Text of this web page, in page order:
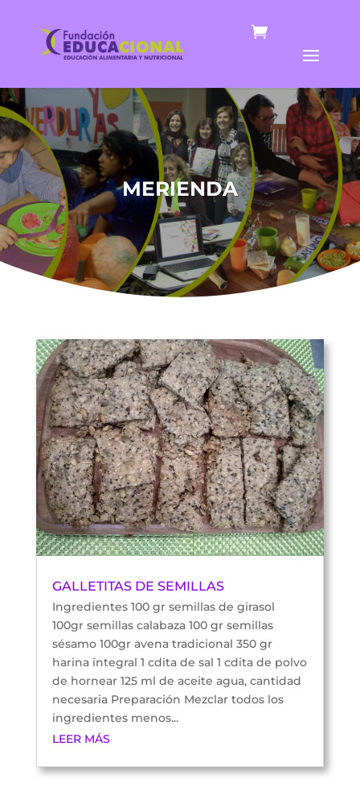
MERIENDA
GALLETITAS DE SEMILLAS
Ingredientes 100 gr semillas de girasol
100gr semillas calabaza 100 gr semillas
sésamo 100gr avena tradicional 350 gr
harina integral 1 cdita de sal 1 cdita de polvo
de hornear 125 ml de aceite agua, cantidad
necesaria Preparación Mezclar todos los
ingredientes menos...
LEER MÁS